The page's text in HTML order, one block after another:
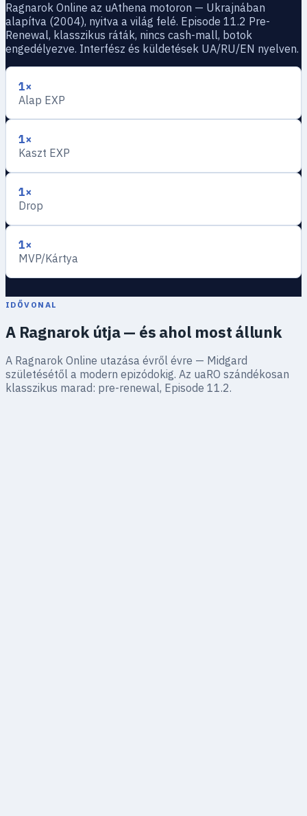
Ragnarok Online az uAthena motoron — Ukrajnában
alapítva (2004), nyitva a világ felé. Episode 11.2 Pre-
Renewal, klasszikus ráták, nincs cash-mall, botok
engedélyezve. Interfész és küldetések UA/RU/EN nyelven.
1×
Alap EXP
1×
Kaszt EXP
1×
Drop
1×
MVP/Kártya
IDŐVONAL
A Ragnarok útja — és ahol most állunk
A Ragnarok Online utazása évről évre — Midgard
születésétől a modern epizódokig. Az uaRO szándékosan
klasszikus marad: pre-renewal, Episode 11.2.